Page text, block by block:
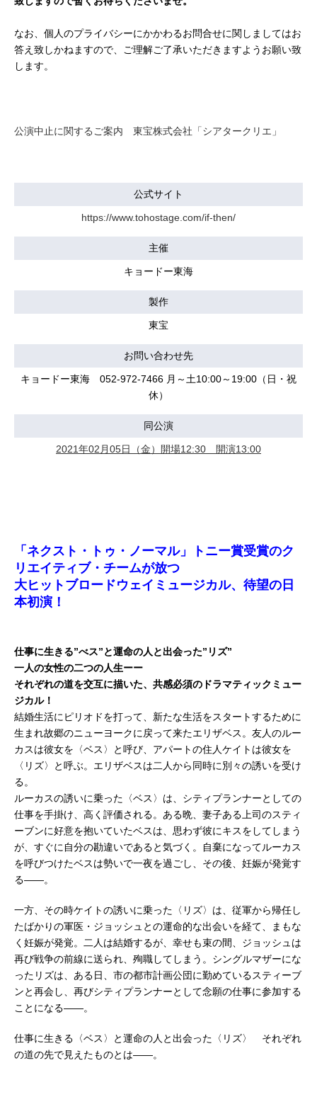
なお、個人のプライバシーにかかわるお問合せに関しましてはお
答え致しかねますので、ご理解ご了承いただきますようお願い致
します。
公演中止に関するご案内 東宝株式会社「シアタークリエ」
公式サイト
https://www.tohostage.com/if-then/
主催
キョードー東海
製作
東宝
お問い合わせ先
キョードー東海 052-972-7466 月～土10:00～19:00（日・祝
休）
同公演
2021年02月05日（金）開場12:30 開演13:00
「ネクスト・トゥ・ノーマル」トニー賞受賞のク
リエイティブ・チームが放つ
大ヒットブロードウェイミュージカル、待望の日
本初演！
仕事に生きる”べス”と運命の人と出会った”リズ”
一人の女性の二つの人生ーー
それぞれの道を交互に描いた、共感必須のドラマティックミュー
ジカル！
結婚生活にピリオドを打って、新たな生活をスタートするために
生まれ故郷のニューヨークに戻って来たエリザベス 。友人のルー
カスは彼女を 〈ベス〉
と呼び、アパートの住人ケイトは彼女を
〈リズ〉
と呼ぶ。エリザベスは二人から同時に別々の誘いを受け
る。
ルーカスの誘いに乗った〈ベス〉は、シティプランナーとしての
仕事を手掛け、高く評価される。ある晩、妻子ある上司のスティ
ーブンに好意を抱いていたベスは、思わず彼にキスをしてしまう
が、すぐに自分の勘違いであると気づく。自棄になってルーカス
を呼びつけたベスは勢いで一夜を過ごし、その後、妊娠が発覚す
る――。
一方、その時ケイトの誘いに乗った〈リズ〉は、従軍から帰任し
たばかりの軍医・ジョッシュとの運命的な出会いを経て、まもな
く妊娠が発覚。二人は結婚するが、幸せも束の間、ジョッシュは
再び戦争の前線に送られ、殉職してしまう。シングルマザーにな
ったリズは、ある日、市の都市計画公団に勤めているスティーブ
ンと再会し、再びシティプランナーとして念願の仕事に参加する
ことになる――。
仕事に生きる〈ベス〉と運命の人と出会った〈リズ〉 それぞれ
の道の先で見えたものとは――。